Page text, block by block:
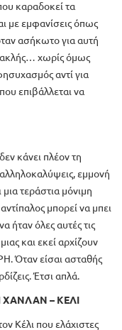
καραδοκεί τα
με εμφανίσεις όπως
ασήκωτο για αυτή
χωρίς όμως
αντί για
επιβάλλεται να
κάνει πλέον τη
εμμονή
τεράστια μόνιμη
μπορεί να μπει
ήταν όλες αυτές τις
και εκεί αρχίζουν
Όταν είσαι ασταθής
Έτσι απλά.
– ΚΕΛΙ
Κέλι που ελάχιστες